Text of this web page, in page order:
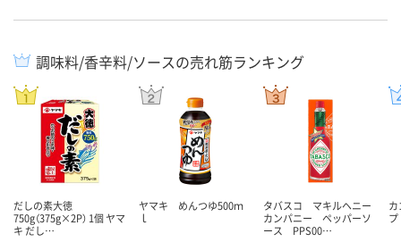
調味料/香辛料/ソースの売れ筋ランキング
だしの素大徳
750g（375g×2P） 1個 ヤマ
キ だし…
ヤマキ めんつゆ500ｍ
ｌ
タバスコ マキルヘニー
カンパニー ペッパーソ
ース PPS00…